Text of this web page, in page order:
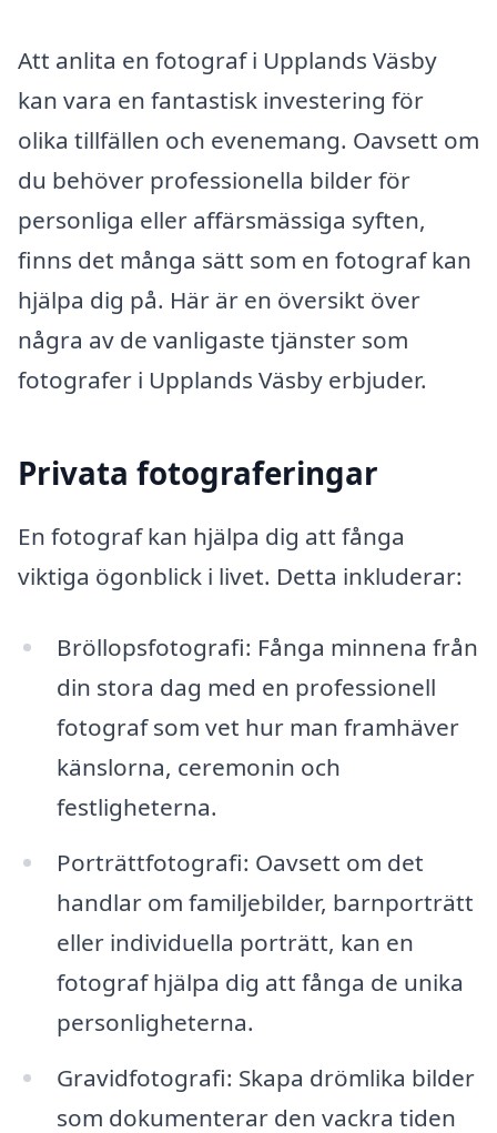
Att anlita en fotograf i Upplands Väsby
kan vara en fantastisk investering för
olika tillfällen och evenemang. Oavsett om
du behöver professionella bilder för
personliga eller affärsmässiga syften,
finns det många sätt som en fotograf kan
hjälpa dig på. Här är en översikt över
några av de vanligaste tjänster som
fotografer i Upplands Väsby erbjuder.
Privata fotograferingar
En fotograf kan hjälpa dig att fånga
viktiga ögonblick i livet. Detta inkluderar:
Bröllopsfotografi: Fånga minnena från
din stora dag med en professionell
fotograf som vet hur man framhäver
känslorna, ceremonin och
festligheterna.
Porträttfotografi: Oavsett om det
handlar om familjebilder, barnporträtt
eller individuella porträtt, kan en
fotograf hjälpa dig att fånga de unika
personligheterna.
Gravidfotografi: Skapa drömlika bilder
som dokumenterar den vackra tiden